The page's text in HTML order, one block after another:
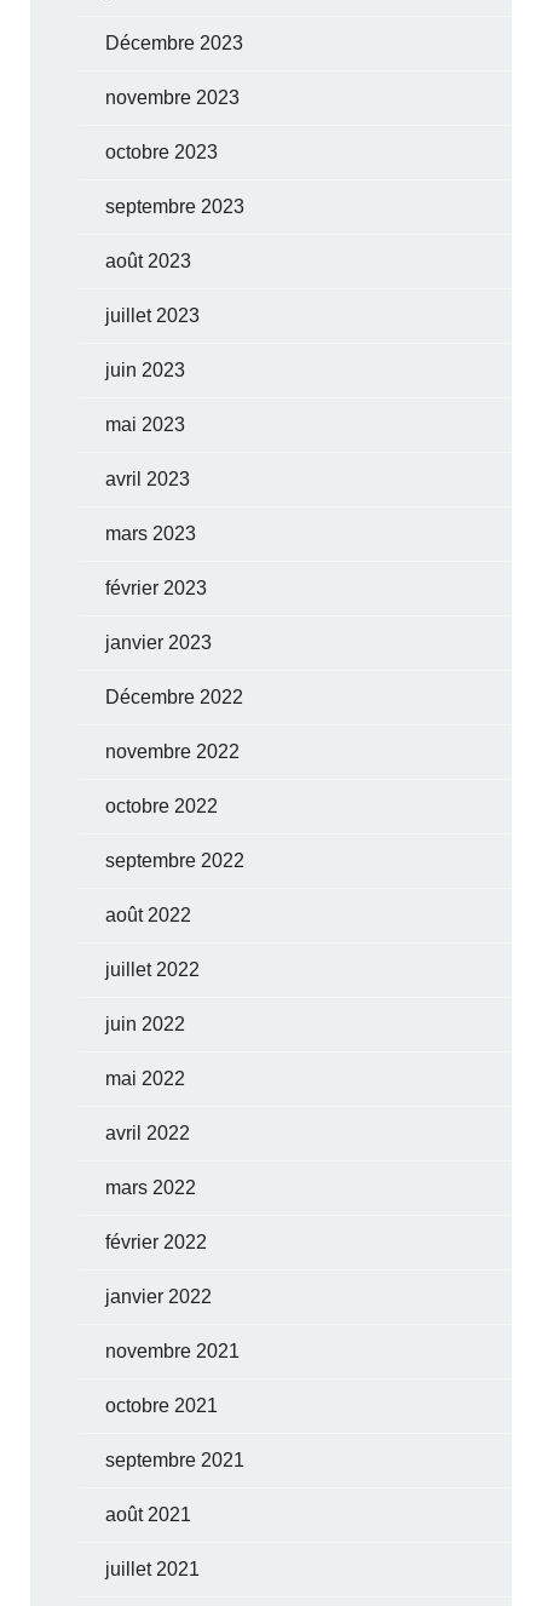
Décembre 2023
novembre 2023
octobre 2023
septembre 2023
août 2023
juillet 2023
juin 2023
mai 2023
avril 2023
mars 2023
février 2023
janvier 2023
Décembre 2022
novembre 2022
octobre 2022
septembre 2022
août 2022
juillet 2022
juin 2022
mai 2022
avril 2022
mars 2022
février 2022
janvier 2022
novembre 2021
octobre 2021
septembre 2021
août 2021
juillet 2021